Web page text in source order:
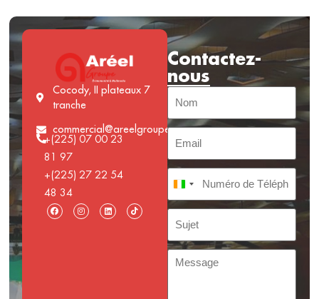
Cocody, II plateaux 7
tranche
commercial@areelgroupe.com
+(225) 07 00 23
81 97
+(225) 27 22 54
48 34
Contactez-
nous
Côte d’Ivoire +225